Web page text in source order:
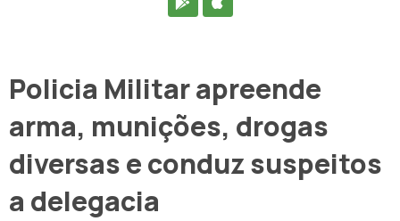
Policia Militar apreende
arma, munições, drogas
diversas e conduz suspeitos
a delegacia